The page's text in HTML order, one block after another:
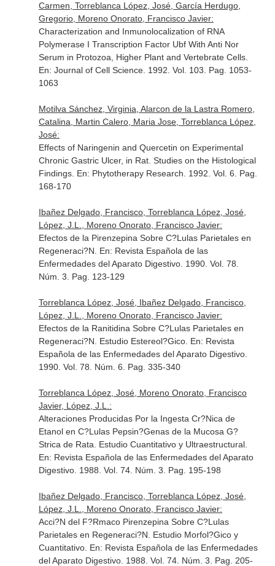
Carmen, Torreblanca López, José, García Herdugo,
Gregorio, Moreno Onorato, Francisco Javier:
Characterization and Inmunolocalization of RNA
Polymerase I Transcription Factor Ubf With Anti Nor
Serum in Protozoa, Higher Plant and Vertebrate Cells.
En: Journal of Cell Science. 1992. Vol. 103. Pag. 1053-
1063
Motilva Sánchez, Virginia, Alarcon de la Lastra Romero,
Catalina, Martin Calero, Maria Jose, Torreblanca López,
José:
Effects of Naringenin and Quercetin on Experimental
Chronic Gastric Ulcer, in Rat. Studies on the Histological
Findings. En: Phytotherapy Research . 1992. Vol. 6. Pag.
168-170
Ibañez Delgado, Francisco, Torreblanca López, José,
López, J.L., Moreno Onorato, Francisco Javier:
Efectos de la Pirenzepina Sobre C?Lulas Parietales en
Regeneraci?N. En: Revista Española de las
Enfermedades del Aparato Digestivo. 1990. Vol. 78.
Núm. 3. Pag. 123-129
Torreblanca López, José, Ibañez Delgado, Francisco,
López, J.L., Moreno Onorato, Francisco Javier:
Efectos de la Ranitidina Sobre C?Lulas Parietales en
Regeneraci?N. Estudio Estereol?Gico. En: Revista
Española de las Enfermedades del Aparato Digestivo.
1990. Vol. 78. Núm. 6. Pag. 335-340
Torreblanca López, José, Moreno Onorato, Francisco
Javier, López, J.L.:
Alteraciones Producidas Por la Ingesta Cr?Nica de
Etanol en C?Lulas Pepsin?Genas de la Mucosa G?
Strica de Rata. Estudio Cuantitativo y Ultraestructural.
En: Revista Española de las Enfermedades del Aparato
Digestivo. 1988. Vol. 74. Núm. 3. Pag. 195-198
Ibañez Delgado, Francisco, Torreblanca López, José,
López, J.L., Moreno Onorato, Francisco Javier:
Acci?N del F?Rmaco Pirenzepina Sobre C?Lulas
Parietales en Regeneraci?N. Estudio Morfol?Gico y
Cuantitativo. En: Revista Española de las Enfermedades
del Aparato Digestivo. 1988. Vol. 74. Núm. 3. Pag. 205-